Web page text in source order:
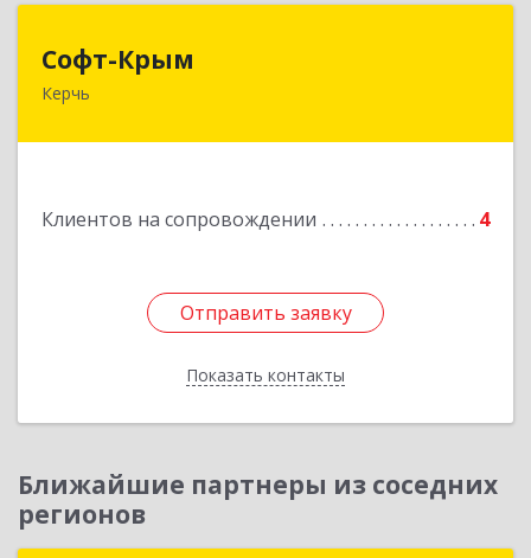
Софт-Крым
Керчь
Клиентов на сопровождении 4
Отправить заявку
Показать контакты
Республика Калмыкия, г. Элиста, ул. Губаревича,
Отправить заявку
Назад
Ближайшие партнеры из соседних
регионов